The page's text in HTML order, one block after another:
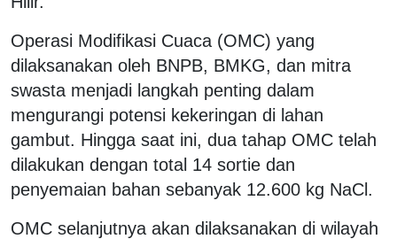
Operasi Modifikasi Cuaca (OMC) yang
dilaksanakan oleh BNPB, BMKG, dan mitra
swasta menjadi langkah penting dalam
mengurangi potensi kekeringan di lahan
gambut. Hingga saat ini, dua tahap OMC telah
dilakukan dengan total 14 sortie dan
penyemaian bahan sebanyak 12.600 kg NaCl.
OMC selanjutnya akan dilaksanakan di wilayah